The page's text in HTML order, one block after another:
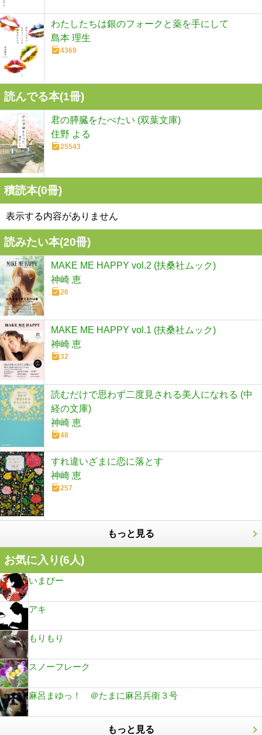
わたしたちは銀のフォークと薬を手にして
島本 理生
4369
読んでる本(1冊)
君の膵臓をたべたい (双葉文庫)
住野 よる
25543
積読本(0冊)
表示する内容がありません
読みたい本(20冊)
MAKE ME HAPPY vol.2 (扶桑社ムック)
神崎 恵
26
MAKE ME HAPPY vol.1 (扶桑社ムック)
神崎 恵
32
読むだけで思わず二度見される美人になれる (中
経の文庫)
神崎 恵
48
すれ違いざまに恋に落とす
神崎 恵
257
もっと見る
お気に入り(6人)
いまぴー
アキ
もりもり
スノーフレーク
麻呂まゆっ！ ＠たまに麻呂兵衛３号
もっと見る